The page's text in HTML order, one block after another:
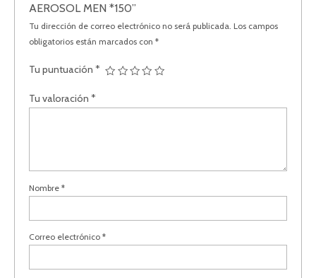
AEROSOL MEN *150”
Tu dirección de correo electrónico no será publicada. Los campos
obligatorios están marcados con*
Tu puntuación*
Tu valoración*
Nombre*
Correo electrónico*